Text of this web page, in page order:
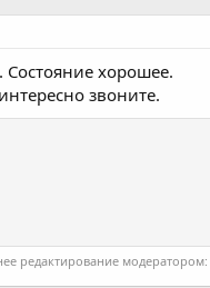
Состояние хорошее.
звоните.
редактирование модератором: